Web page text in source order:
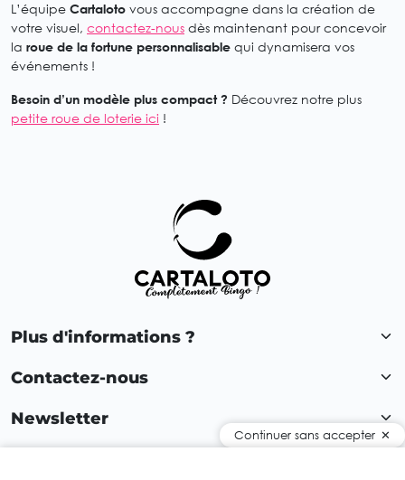
L’équipe Cartaloto vous accompagne dans la création de
votre visuel, contactez-nous dès maintenant pour concevoir
la roue de la fortune personnalisable qui dynamisera vos
événements !
Besoin d’un modèle plus compact ? Découvrez notre plus
petite roue de loterie ici !
Plus d'informations ?
Contactez-nous
Newsletter
Continuer sans accepter